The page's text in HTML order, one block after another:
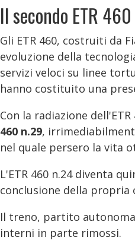
Il secondo ETR
Gli ETR 460, costruiti da
evoluzione della
servizi veloci su linee
hanno costituito una
Con la radiazione
460 n.29,
nel quale persero la vita
L'ETR 460 n.24 diventa
conclusione della propria
Il treno, partito
interni in parte rimossi.